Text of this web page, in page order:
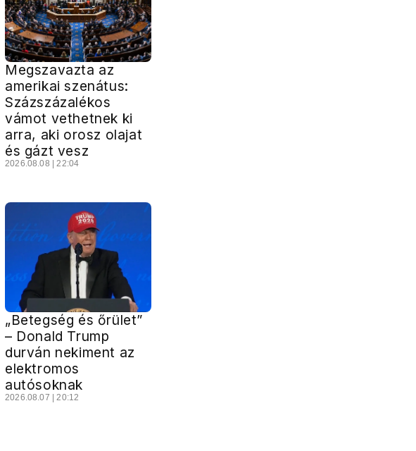
Megszavazta az
amerikai szenátus:
Százszázalékos
vámot vethetnek ki
arra, aki orosz olajat
és gázt vesz
2026.08.08 | 22:04
„Betegség és őrület”
– Donald Trump
durván nekiment az
elektromos
autósoknak
2026.08.07 | 20:12